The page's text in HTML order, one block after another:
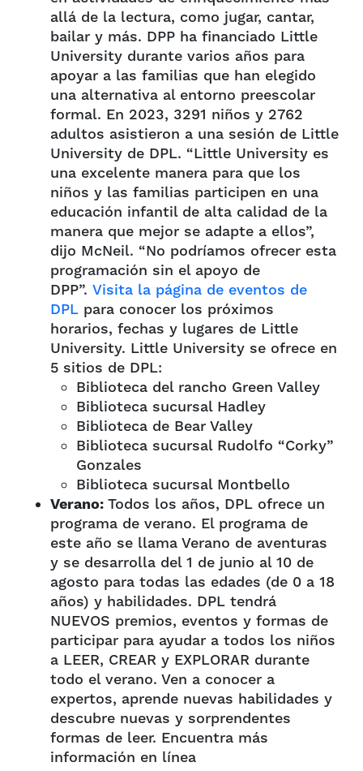
allá de la lectura, como jugar, cantar,
bailar y más. DPP ha financiado Little
University durante varios años para
apoyar a las familias que han elegido
una alternativa al entorno preescolar
formal. En 2023, 3291 niños y 2762
adultos asistieron a una sesión de Little
University de DPL. “Little University es
una excelente manera para que los
niños y las familias participen en una
educación infantil de alta calidad de la
manera que mejor se adapte a ellos”,
dijo McNeil. “No podríamos ofrecer esta
programación sin el apoyo de
DPP”. Visita la página de eventos de
DPL para conocer los próximos
horarios, fechas y lugares de Little
University. Little University se ofrece en
5 sitios de DPL:
Biblioteca del rancho Green Valley
Biblioteca sucursal Hadley
Biblioteca de Bear Valley
Biblioteca sucursal Rudolfo “Corky”
Gonzales
Biblioteca sucursal Montbello
Verano: Todos los años, DPL ofrece un
programa de verano. El programa de
este año se llama Verano de aventuras
y se desarrolla del 1 de junio al 10 de
agosto para todas las edades (de 0 a 18
años) y habilidades. DPL tendrá
NUEVOS premios, eventos y formas de
participar para ayudar a todos los niños
a LEER, CREAR y EXPLORAR durante
todo el verano. Ven a conocer a
expertos, aprende nuevas habilidades y
descubre nuevas y sorprendentes
formas de leer. Encuentra más
información en línea